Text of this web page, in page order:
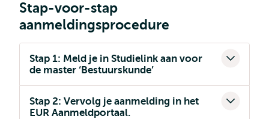
Stap-voor-stap
aanmeldingsprocedure
Stap 1: Meld je in Studielink aan voor
de master ‘Bestuurskunde’
Stap 2: Vervolg je aanmelding in het
EUR Aanmeldportaal.